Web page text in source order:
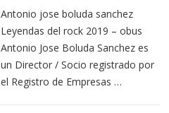
Antonio jose boluda sanchez
Leyendas del rock 2019 – obus
Antonio Jose Boluda Sanchez es
un Director / Socio registrado por
el Registro de Empresas …